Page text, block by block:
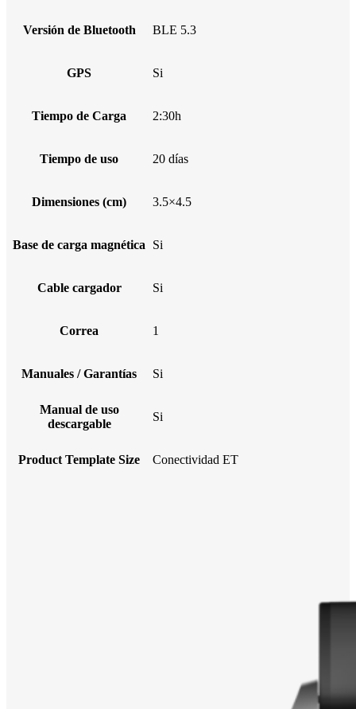
Versión de Bluetooth BLE 5.3
GPS Si
Tiempo de Carga 2:30h
Tiempo de uso 20 días
Dimensiones (cm) 3.5×4.5
Base de carga magnética Si
Cable cargador Si
Correa 1
Manuales / Garantías Si
Manual de uso
descargable
Si
Product Template Size Conectividad ET